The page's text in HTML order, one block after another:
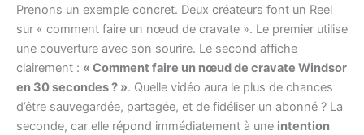
Prenons un exemple concret. Deux créateurs font un Reel
sur « comment faire un nœud de cravate ». Le premier utilise
une couverture avec son sourire. Le second affiche
clairement : « Comment faire un nœud de cravate Windsor
en 30 secondes ? ». Quelle vidéo aura le plus de chances
d’être sauvegardée, partagée, et de fidéliser un abonné ? La
seconde, car elle répond immédiatement à une intention